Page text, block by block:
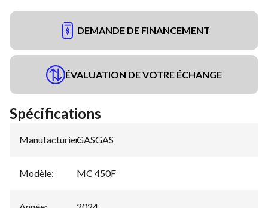
DEMANDE DE FINANCEMENT
ÉVALUATION DE VOTRE ÉCHANGE
Spécifications
Manufacturier:
GASGAS
Modèle: MC 450F